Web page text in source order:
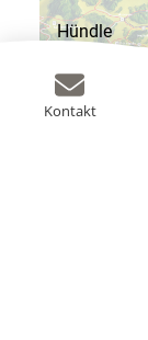
Hündle
Kontakt